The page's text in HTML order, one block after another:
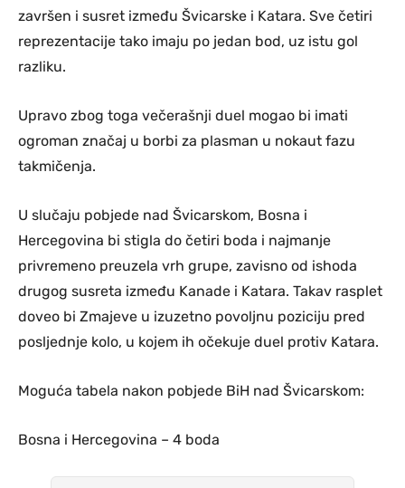
završen i susret između Švicarske i Katara. Sve četiri
reprezentacije tako imaju po jedan bod, uz istu gol
razliku.
Upravo zbog toga večerašnji duel mogao bi imati
ogroman značaj u borbi za plasman u nokaut fazu
takmičenja.
U slučaju pobjede nad Švicarskom, Bosna i
Hercegovina bi stigla do četiri boda i najmanje
privremeno preuzela vrh grupe, zavisno od ishoda
drugog susreta između Kanade i Katara. Takav rasplet
doveo bi Zmajeve u izuzetno povoljnu poziciju pred
posljednje kolo, u kojem ih očekuje duel protiv Katara.
Moguća tabela nakon pobjede BiH nad Švicarskom:
Bosna i Hercegovina – 4 boda